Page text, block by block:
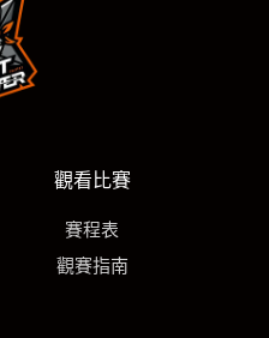
觀看比賽
賽程表
觀賽指南